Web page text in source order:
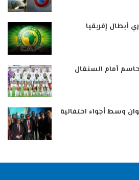
أبطال إفريقيا
أمام السنغال
وسط أجواء احتفالية